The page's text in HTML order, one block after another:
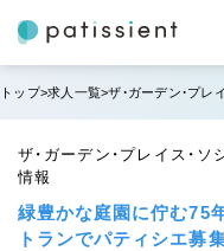
トップ 求人一覧 ザ・ガーデン・プレ
ザ・ガーデン・プレイス・
情報
緑豊かな庭園に佇む75
トランでパティシエ募